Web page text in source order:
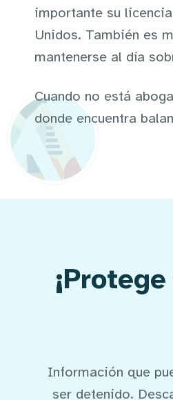
importante su
Unidos. También es
mantenerse al día
Cuando no está
donde encuentra
Información que
ser detenido.